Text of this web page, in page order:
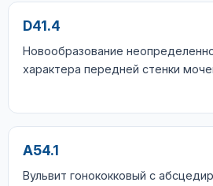
D41.4
Новообразование
характера передней стенки
A54.1
Вульвит гонококковый с